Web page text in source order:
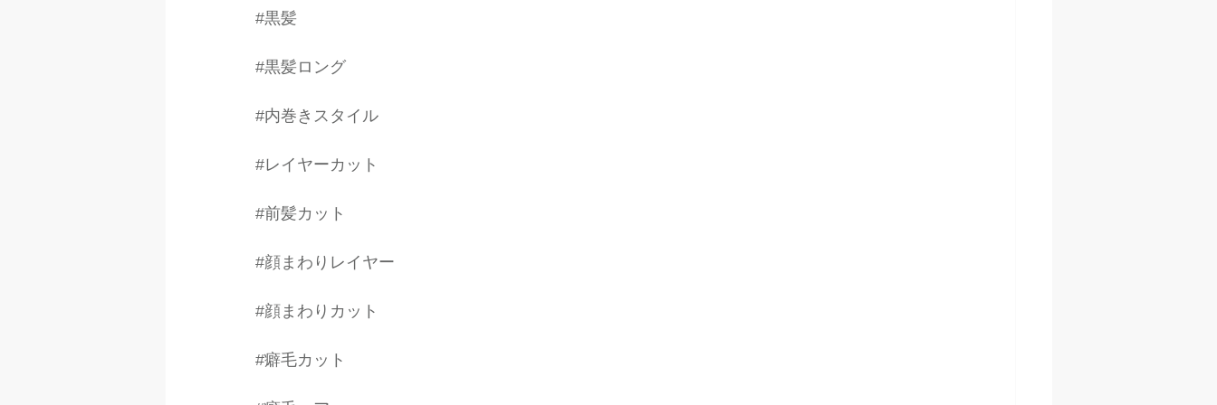
#黒髪
#黒髪ロング
#内巻きスタイル
#レイヤーカット
#前髪カット
#顔まわりレイヤー
#顔まわりカット
#癖毛カット